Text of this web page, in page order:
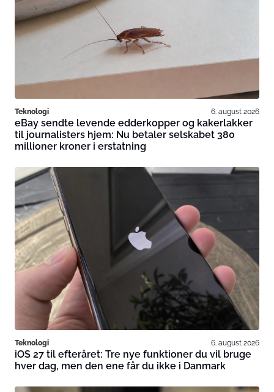
Teknologi 6. august 2026
eBay sendte levende edderkopper og kakerlakker
til journalisters hjem: Nu betaler selskabet 380
millioner kroner i erstatning
Teknologi 6. august 2026
iOS 27 til efteråret: Tre nye funktioner du vil bruge
hver dag, men den ene får du ikke i Danmark